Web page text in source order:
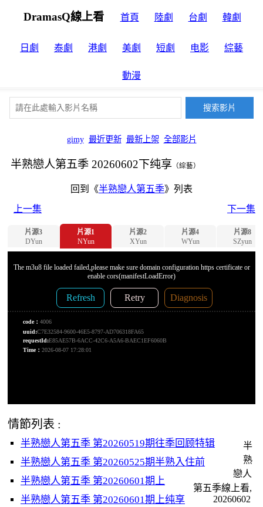
DramasQ線上看 首頁 陸劇 台劇 韓劇
日劇 泰劇 港劇 美劇 短劇 电影 綜藝
動漫
gimy 最近更新 最新上架 全部影片
半熟戀人第五季 20260602下纯享 （綜藝）
回到《半熟戀人第五季》列表
上一集
下一集
片源3
DYun
片源1
NYun
片源2
XYun
片源4
WYun
片源8
SZyun
情節列表 :
半熟戀人第五季 第20260519期往季回顾特辑
半熟戀人第五季 第20260525期半熟入住前
半熟戀人第五季 第20260601期上
半熟戀人第五季 第20260601期上纯享
半
熟
戀人
第五季線上看,
20260602